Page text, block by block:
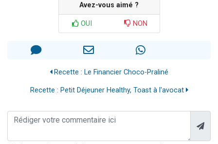
Avez-vous aimé ?
OUI NON
Recette : Le Financier Choco-Praliné
Recette : Petit Déjeuner Healthy, Toast à l'avocat